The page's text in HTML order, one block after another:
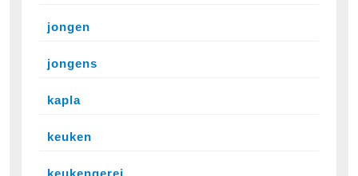
jongen
jongens
kapla
keuken